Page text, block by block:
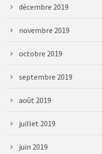
décembre 2019
novembre 2019
octobre 2019
septembre 2019
août 2019
juillet 2019
juin 2019